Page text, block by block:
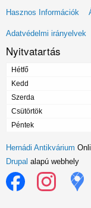
Lábléc
menü
Hasznos Információk
Adatvédelmi irányelvek
Nyitvatartás
Hétfő
Kedd
Szerda
Csütörtök
Péntek
Hernádi Antikvárium
Drupal alapú webhely